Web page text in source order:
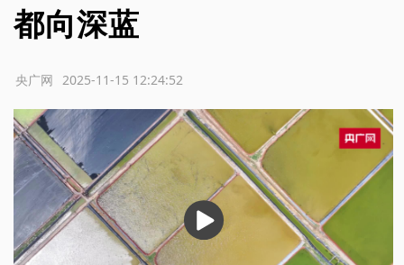
都向深蓝
2025-11-15 12:24:52
央广网
播
放